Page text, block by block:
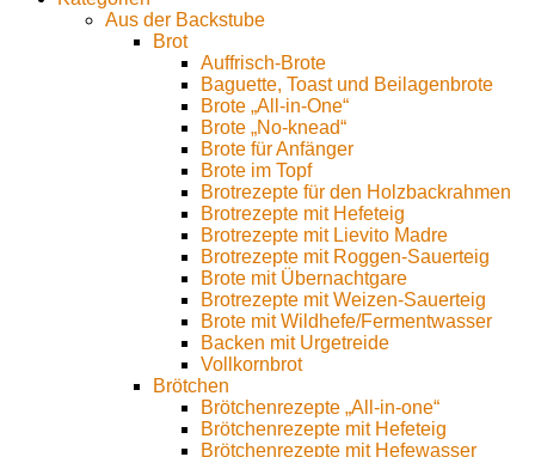
Aus der Backstube
Brot
Auffrisch-Brote
Baguette, Toast und Beilagenbrote
Brote „All-in-One“
Brote „No-knead“
Brote für Anfänger
Brote im Topf
Brotrezepte für den Holzbackrahmen
Brotrezepte mit Hefeteig
Brotrezepte mit Lievito Madre
Brotrezepte mit Roggen-Sauerteig
Brote mit Übernachtgare
Brotrezepte mit Weizen-Sauerteig
Brote mit Wildhefe/Fermentwasser
Backen mit Urgetreide
Vollkornbrot
Brötchen
Brötchenrezepte „All-in-one“
Brötchenrezepte mit Hefeteig
Brötchenrezepte mit Hefewasser